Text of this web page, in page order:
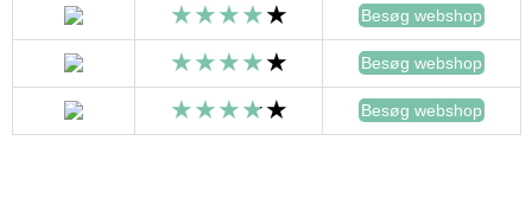
Besøg webshop
Besøg webshop
Besøg webshop